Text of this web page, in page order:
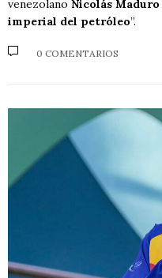
venezolano Nicolás Maduro
imperial del petróleo”.
0 COMENTARIOS